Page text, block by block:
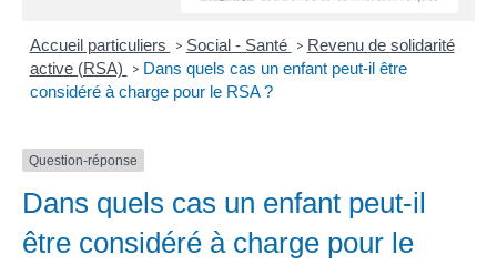
Accueil particuliers > Social - Santé > Revenu de solidarité
active (RSA)
> Dans quels cas un enfant peut-il être
considéré à charge pour le RSA ?
Question-réponse
Dans quels cas un enfant peut-il
être considéré à charge pour le